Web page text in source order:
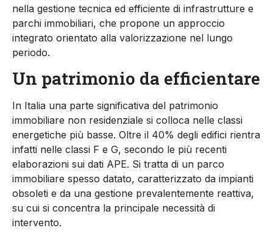
nella gestione tecnica ed efficiente di infrastrutture e
parchi immobiliari, che propone un approccio
integrato orientato alla valorizzazione nel lungo
periodo.
Un patrimonio da efficientare
In Italia una parte significativa del patrimonio
immobiliare non residenziale si colloca nelle classi
energetiche più basse. Oltre il 40% degli edifici rientra
infatti nelle classi F e G, secondo le più recenti
elaborazioni sui dati APE. Si tratta di un parco
immobiliare spesso datato, caratterizzato da impianti
obsoleti e da una gestione prevalentemente reattiva,
su cui si concentra la principale necessità di
intervento.